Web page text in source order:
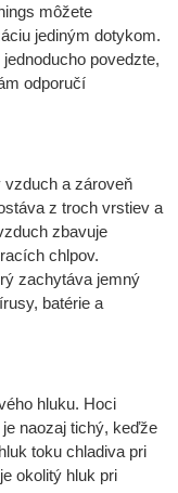
môžete
jediným dotykom.
povedzte,
odporučí
vzduch a zároveň
z troch vrstiev a
zbavuje
chlpov.
zachytáva jemný
batérie a
hluku. Hoci
naozaj tichý, keďže
toku chladiva pri
okolitý hluk pri